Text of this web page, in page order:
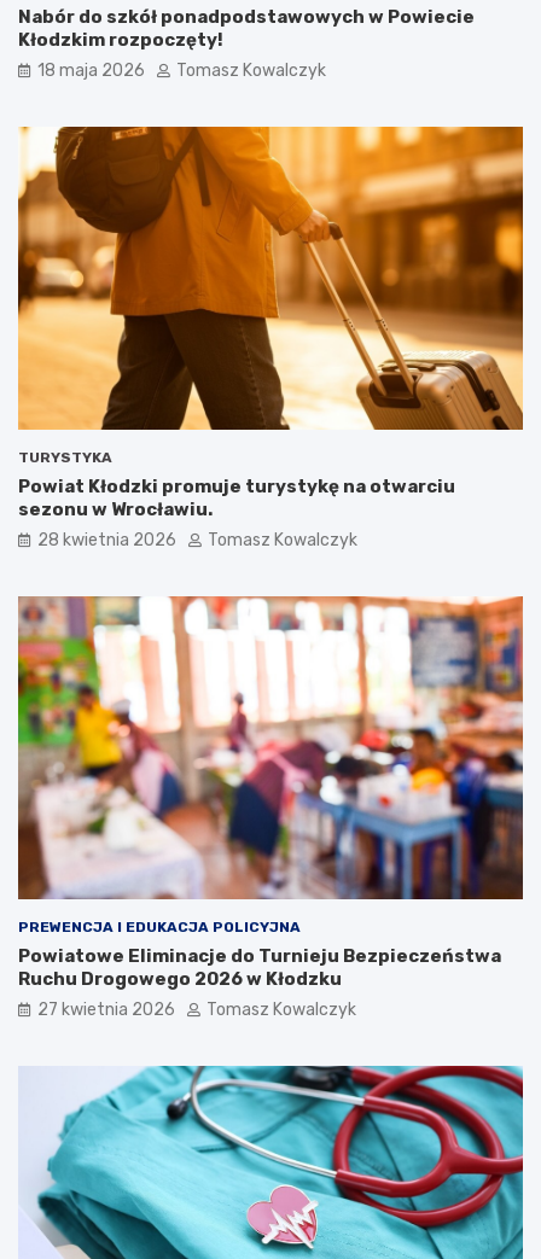
Nabór do szkół ponadpodstawowych w Powiecie
Kłodzkim rozpoczęty!
18 maja 2026 Tomasz Kowalczyk
TURYSTYKA
Powiat Kłodzki promuje turystykę na otwarciu
sezonu w Wrocławiu.
28 kwietnia 2026 Tomasz Kowalczyk
PREWENCJA I EDUKACJA POLICYJNA
Powiatowe Eliminacje do Turnieju Bezpieczeństwa
Ruchu Drogowego 2026 w Kłodzku
27 kwietnia 2026 Tomasz Kowalczyk